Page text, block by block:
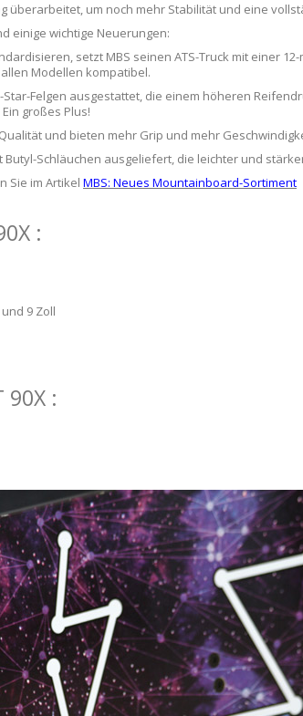
überarbeitet, um noch mehr Stabilität und eine
einige wichtige Neuerungen:
setzt MBS seinen ATS-Truck mit einer
Modellen kompatibel.
Star-Felgen ausgestattet, die einem höheren
großes Plus!
und bieten mehr Grip und mehr
Butyl-Schläuchen ausgeliefert, die leichter und
Sie im Artikel MBS: Neues Mountainboard-Sortiment
:
9 Zoll
90X :